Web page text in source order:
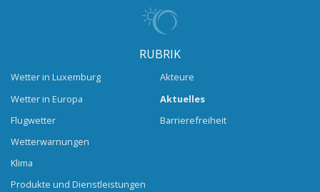
RUBRIK
Wetter in Luxemburg
Wetter in Europa
Flugwetter
Wetterwarnungen
Klima
Produkte und Dienstleistungen
Akteure
Aktuelles
Barrierefreiheit